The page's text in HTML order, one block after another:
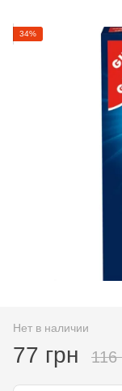
34%
Нет в наличии
77 грн 116